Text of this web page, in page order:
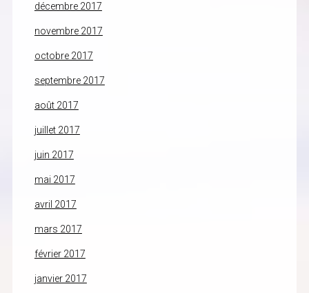
décembre 2017
novembre 2017
octobre 2017
septembre 2017
août 2017
juillet 2017
juin 2017
mai 2017
avril 2017
mars 2017
février 2017
janvier 2017